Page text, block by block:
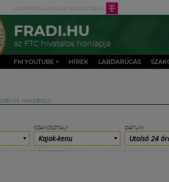
FRADI.HU
az FTC hivatalos honlapja
FM YOUTUBE + HÍREK LABDARÚGÁS
HANDBOLD
SZAKOSZTÁLY
Kajak-kenu
DÁTUM
Utolsó 24